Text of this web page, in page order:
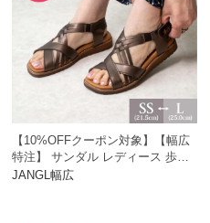
【10%OFFクーポン対象】【幅広
特注】 サンダル レディース 歩き
やすい 痛くない メッシュ コンフ
JANGL幅広